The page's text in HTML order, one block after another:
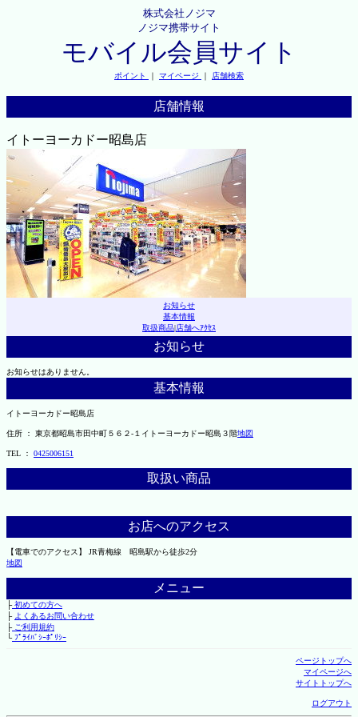
株式会社ノジマ
ノジマ携帯サイト
モバイル会員サイト
ポイント ｜ マイページ ｜ 店舗検索
店舗情報
イトーヨーカドー昭島店
お知らせ
基本情報
取扱商品|店舗へｱｸｾｽ
お知らせ
お知らせはありません。
基本情報
イトーヨーカドー昭島店
住所 ： 東京都昭島市田中町５６２-１イトーヨーカドー昭島３階地図
TEL ： 0425006151
取扱い商品
お店へのアクセス
【電車でのアクセス】 JR青梅線 昭島駅から徒歩2分
地図
メニュー
├初めての方へ
├ よくあるお問い合わせ
├ご利用規約
└ﾌﾟﾗｲﾊﾞｼｰﾎﾟﾘｼｰ
ページトップへ
マイページへ
サイトトップへ
ログアウト